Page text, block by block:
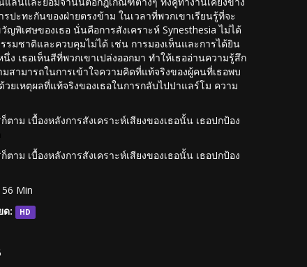
ปะทะกันของฝ่ายตรงข้าม ในเวลาที่พวกเขาเรียนรู้ที่จะ
พิเศษของเธอ นั่นคือการสังเคราะห์ Synesthesia ไม่ได้
รมชาติและควบคุมไม่ได้ เช่น การมองเห็นและการได้ยิน
เธอเห็นสีที่พวกเขาเปล่งออกมา ทำให้เธออ่านความรู้สึก
ามารถในการเข้าใจความคิดที่แท้จริงของผู้คนที่เธอพบ
ยเหตุผลที่แท้จริงของเธอในการกลับไปปาแลร์โม ความ
ม เบื้องหลังการสังเคราะห์เสียงของเธอนั้น เธอปกป้อง
ม เบื้องหลังการสังเคราะห์เสียงของเธอนั้น เธอปกป้อง
56 Min
ด:
HD